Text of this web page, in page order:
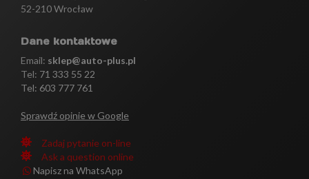
52-210 Wrocław
Dane kontaktowe
Email: sklep@auto-plus.pl
Tel: 71 333 55 22
Tel: 603 777 761
Sprawdź opinie w Google
Zadaj pytanie on-line
Ask a question online
Napisz na WhatsApp